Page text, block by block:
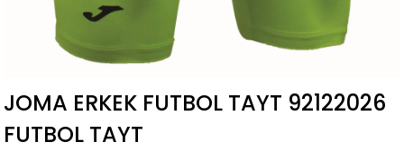
JOMA ERKEK FUTBOL TAYT 92122026
FUTBOL TAYT